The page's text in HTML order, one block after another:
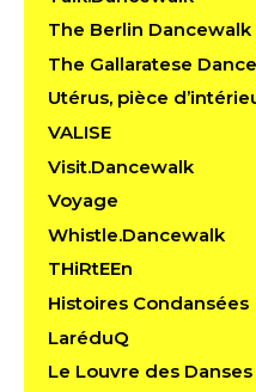
The Berlin Dancewalk
The Gallaratese
Utérus, pièce
VALISE
Visit.Dancewalk
Voyage
Whistle.Dancewalk
THiRtEEn
Histoires Condansées
LaréduQ
Le Louvre des Danses